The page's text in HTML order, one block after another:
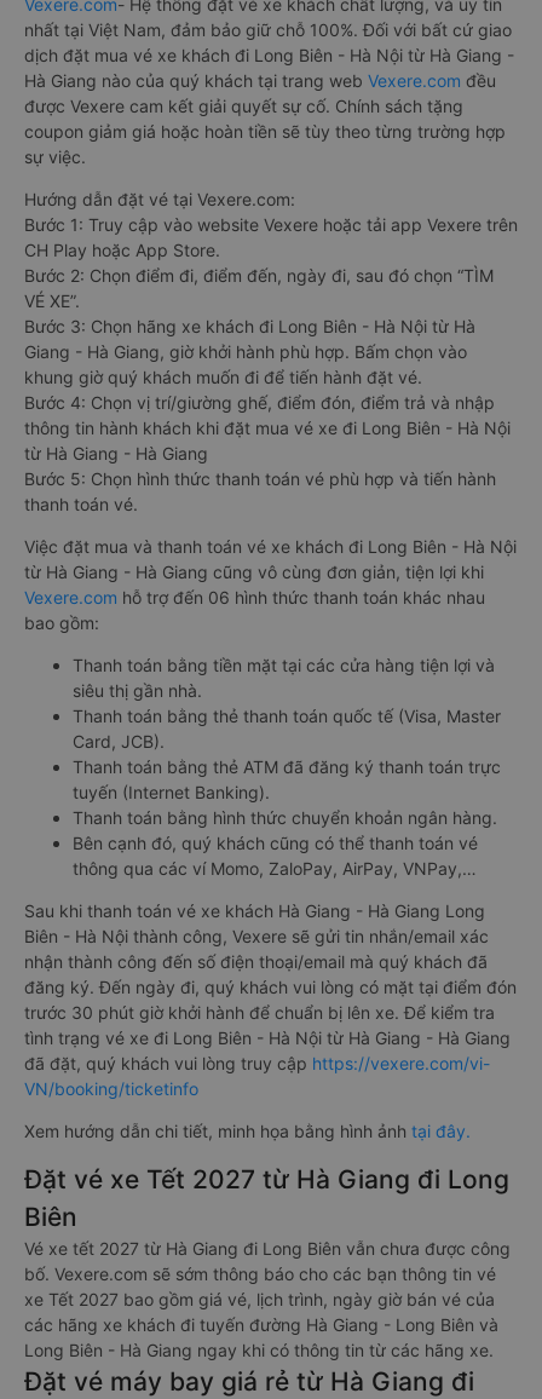
Vexere.com- Hệ thống đặt vé xe khách chất lượng, và uy tín
nhất tại Việt Nam, đảm bảo giữ chỗ 100%. Đối với bất cứ giao
dịch đặt mua vé xe khách đi Long Biên - Hà Nội từ Hà Giang -
Hà Giang nào của quý khách tại trang web Vexere.com đều
được Vexere cam kết giải quyết sự cố. Chính sách tặng
coupon giảm giá hoặc hoàn tiền sẽ tùy theo từng trường hợp
sự việc.
Hướng dẫn đặt vé tại Vexere.com:
Bước 1: Truy cập vào website Vexere hoặc tải app Vexere trên
CH Play hoặc App Store.
Bước 2: Chọn điểm đi, điểm đến, ngày đi, sau đó chọn “TÌM
VÉ XE”.
Bước 3: Chọn hãng xe khách đi Long Biên - Hà Nội từ Hà
Giang - Hà Giang, giờ khởi hành phù hợp. Bấm chọn vào
khung giờ quý khách muốn đi để tiến hành đặt vé.
Bước 4: Chọn vị trí/giường ghế, điểm đón, điểm trả và nhập
thông tin hành khách khi đặt mua vé xe đi Long Biên - Hà Nội
từ Hà Giang - Hà Giang
Bước 5: Chọn hình thức thanh toán vé phù hợp và tiến hành
thanh toán vé.
Việc đặt mua và thanh toán vé xe khách đi Long Biên - Hà Nội
từ Hà Giang - Hà Giang cũng vô cùng đơn giản, tiện lợi khi
Vexere.com hỗ trợ đến 06 hình thức thanh toán khác nhau
bao gồm:
Thanh toán bằng tiền mặt tại các cửa hàng tiện lợi và
siêu thị gần nhà.
Thanh toán bằng thẻ thanh toán quốc tế (Visa, Master
Card, JCB).
Thanh toán bằng thẻ ATM đã đăng ký thanh toán trực
tuyến (Internet Banking).
Thanh toán bằng hình thức chuyển khoản ngân hàng.
Bên cạnh đó, quý khách cũng có thể thanh toán vé
thông qua các ví Momo, ZaloPay, AirPay, VNPay,…
Sau khi thanh toán vé xe khách Hà Giang - Hà Giang Long
Biên - Hà Nội thành công, Vexere sẽ gửi tin nhắn/email xác
nhận thành công đến số điện thoại/email mà quý khách đã
đăng ký. Đến ngày đi, quý khách vui lòng có mặt tại điểm đón
trước 30 phút giờ khởi hành để chuẩn bị lên xe. Để kiểm tra
tình trạng vé xe đi Long Biên - Hà Nội từ Hà Giang - Hà Giang
đã đặt, quý khách vui lòng truy cập https://vexere.com/vi-
VN/booking/ticketinfo
Xem hướng dẫn chi tiết, minh họa bằng hình ảnh tại đây.
Đặt vé xe Tết 2027 từ Hà Giang đi Long
Biên
Vé xe tết 2027 từ Hà Giang đi Long Biên vẫn chưa được công
bố. Vexere.com sẽ sớm thông báo cho các bạn thông tin vé
xe Tết 2027 bao gồm giá vé, lịch trình, ngày giờ bán vé của
các hãng xe khách đi tuyến đường Hà Giang - Long Biên và
Long Biên - Hà Giang ngay khi có thông tin từ các hãng xe.
Đặt vé máy bay giá rẻ từ Hà Giang đi